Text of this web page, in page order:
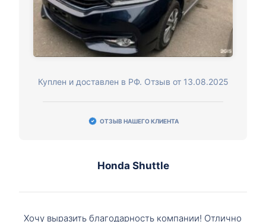
Куплен и доставлен в РФ. Отзыв от 13.08.2025
ОТЗЫВ НАШЕГО КЛИЕНТА
Honda Shuttle
Хочу выразить благодарность компании! Отлично